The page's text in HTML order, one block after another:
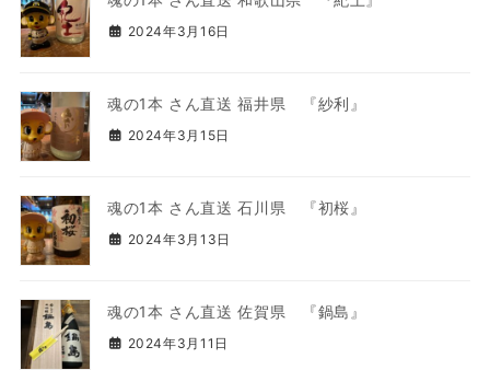
2024年3月16日
魂の1本 さん直送 福井県 『紗利』
2024年3月15日
魂の1本 さん直送 石川県 『初桜』
2024年3月13日
魂の1本 さん直送 佐賀県 『鍋島』
2024年3月11日